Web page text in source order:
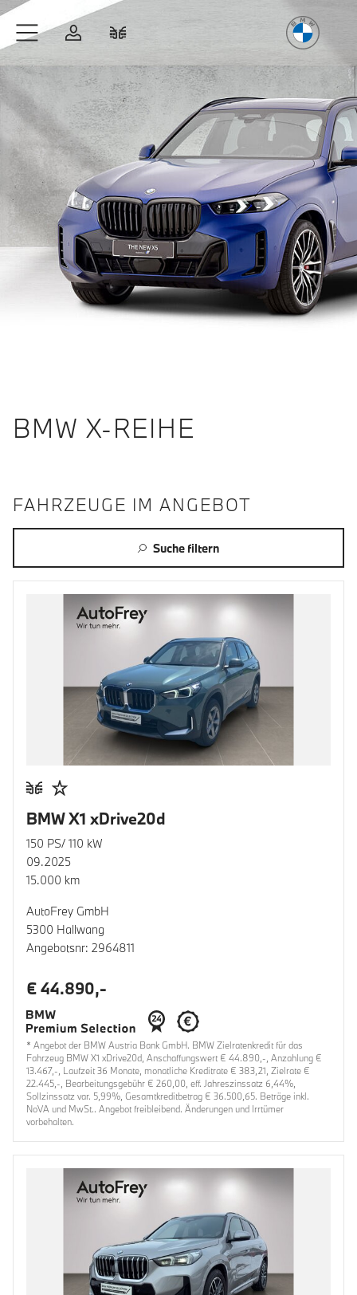
Zum Hauptinhalt springen
Anmelden
BMW X-REIHE
FAHRZEUGE IM ANGEBOT
Suche filtern
BMW X1 xDrive20d
150 PS/ 110 kW
09.2025
15.000 km
AutoFrey GmbH
5300 Hallwang
Angebotsnr: 2964811
€ 44.890,-
* Angebot der BMW Austria Bank GmbH. BMW Zielratenkredit für das
Fahrzeug BMW X1 xDrive20d, Anschaffungswert € 44.890,-, Anzahlung €
13.467,-, Laufzeit 36 Monate, monatliche Kreditrate € 383,21, Zielrate €
22.445,-, Bearbeitungsgebühr € 260,00, eff. Jahreszinssatz 6,44%,
Sollzinssatz var. 5,99%, Gesamtkreditbetrag € 36.500,65. Beträge inkl.
NoVA und MwSt.. Angebot freibleibend. Änderungen und Irrtümer
vorbehalten.